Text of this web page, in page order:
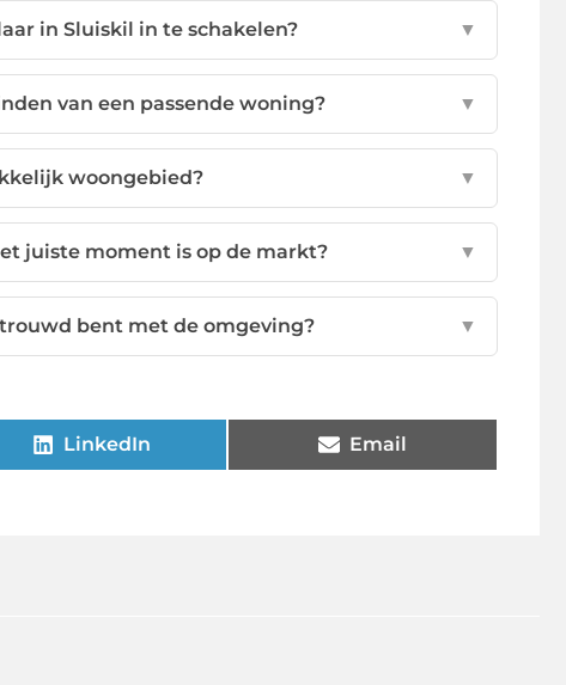
in Sluiskil in te schakelen? ▼
van een passende woning? ▼
woongebied? ▼
juiste moment is op de markt? ▼
bent met de omgeving? ▼
LinkedIn Email